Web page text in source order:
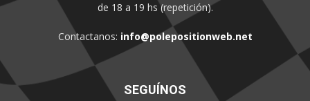
de 18 a 19 hs (repetición).
Contactanos: info@polepositionweb.net
SEGUÍNOS